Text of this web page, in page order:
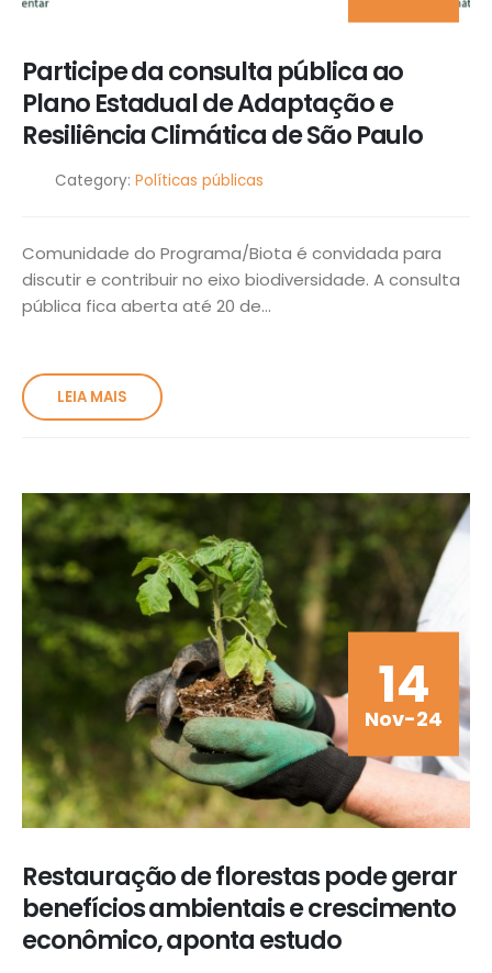
Participe da consulta pública ao
Plano Estadual de Adaptação e
Resiliência Climática de São Paulo
Category: Políticas públicas
Comunidade do Programa/Biota é convidada para
discutir e contribuir no eixo biodiversidade. A consulta
pública fica aberta até 20 de...
LEIA MAIS
14
Nov-24
Restauração de florestas pode gerar
benefícios ambientais e crescimento
econômico, aponta estudo